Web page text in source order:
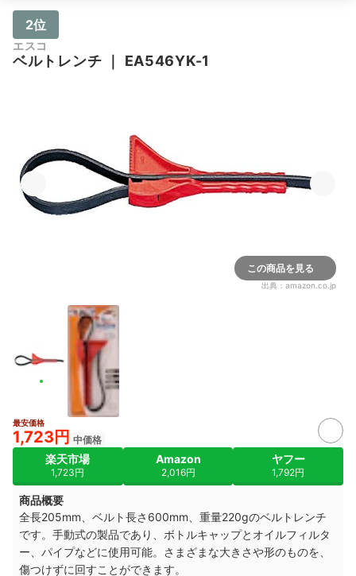
2位
エスコ
ベルトレンチ ｜ EA546YK-1
この商品を見る
出典： amazon.co.jp
最安価格
1,723円 中価格
楽天市場
1,723円
Amazon
2,016円
ヤフー
1,792円
商品概要
全長205mm、ベルト長さ600mm、重量220gのベルトレンチ
です。手動式の製品であり、ボトルキャップと オイルフィルタ
ー、パイプなどに使用可能。さまざまな大きさや形のものを、
傷つけずに回すことができます。